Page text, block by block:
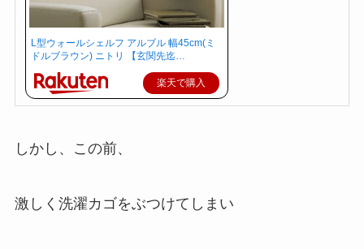
L型ウォールシェルフ アルブル 幅45cm(ミ
ドルブラウン) ニトリ 【玄関先迄…
楽天で購入
しかし、この前、
激しく洗濯カゴをぶつけてしまい